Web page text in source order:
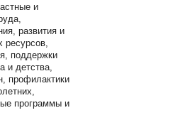
и
развития и
ресурсов,
поддержки
и детства,
профилактики
программы и